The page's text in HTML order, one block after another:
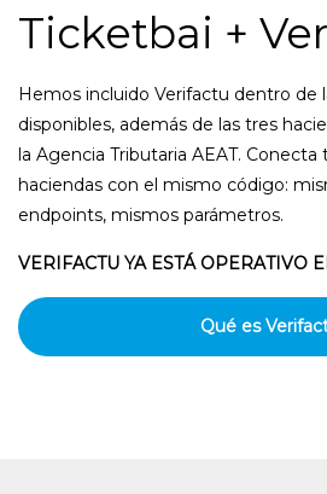
Ticketbai +
Hemos incluido Verifactu dentro de
disponibles, además de las tres
la Agencia Tributaria AEAT.
haciendas con el mismo código:
endpoints, mismos parámetros.
VERIFACTU YA ESTÁ OPERATIVO
Qué es